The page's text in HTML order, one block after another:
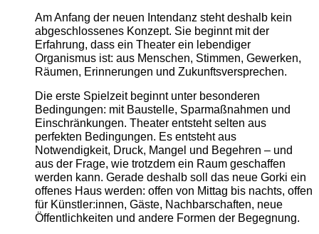
Am Anfang der neuen Intendanz steht deshalb kein
abgeschlossenes Konzept. Sie beginnt mit der
Erfahrung, dass ein Theater ein lebendiger
Organismus ist: aus Menschen, Stimmen, Gewerken,
Räumen, Erinnerungen und Zukunftsversprechen.
Die erste Spielzeit beginnt unter besonderen
Bedingungen: mit Baustelle, Sparmaßnahmen und
Einschränkungen. Theater entsteht selten aus
perfekten Bedingungen. Es entsteht aus
Notwendigkeit, Druck, Mangel und Begehren – und
aus der Frage, wie trotzdem ein Raum geschaffen
werden kann. Gerade deshalb soll das neue Gorki ein
offenes Haus werden: offen von Mittag bis nachts, offen
für Künstler:innen, Gäste, Nachbarschaften, neue
Öffentlichkeiten und andere Formen der Begegnung.